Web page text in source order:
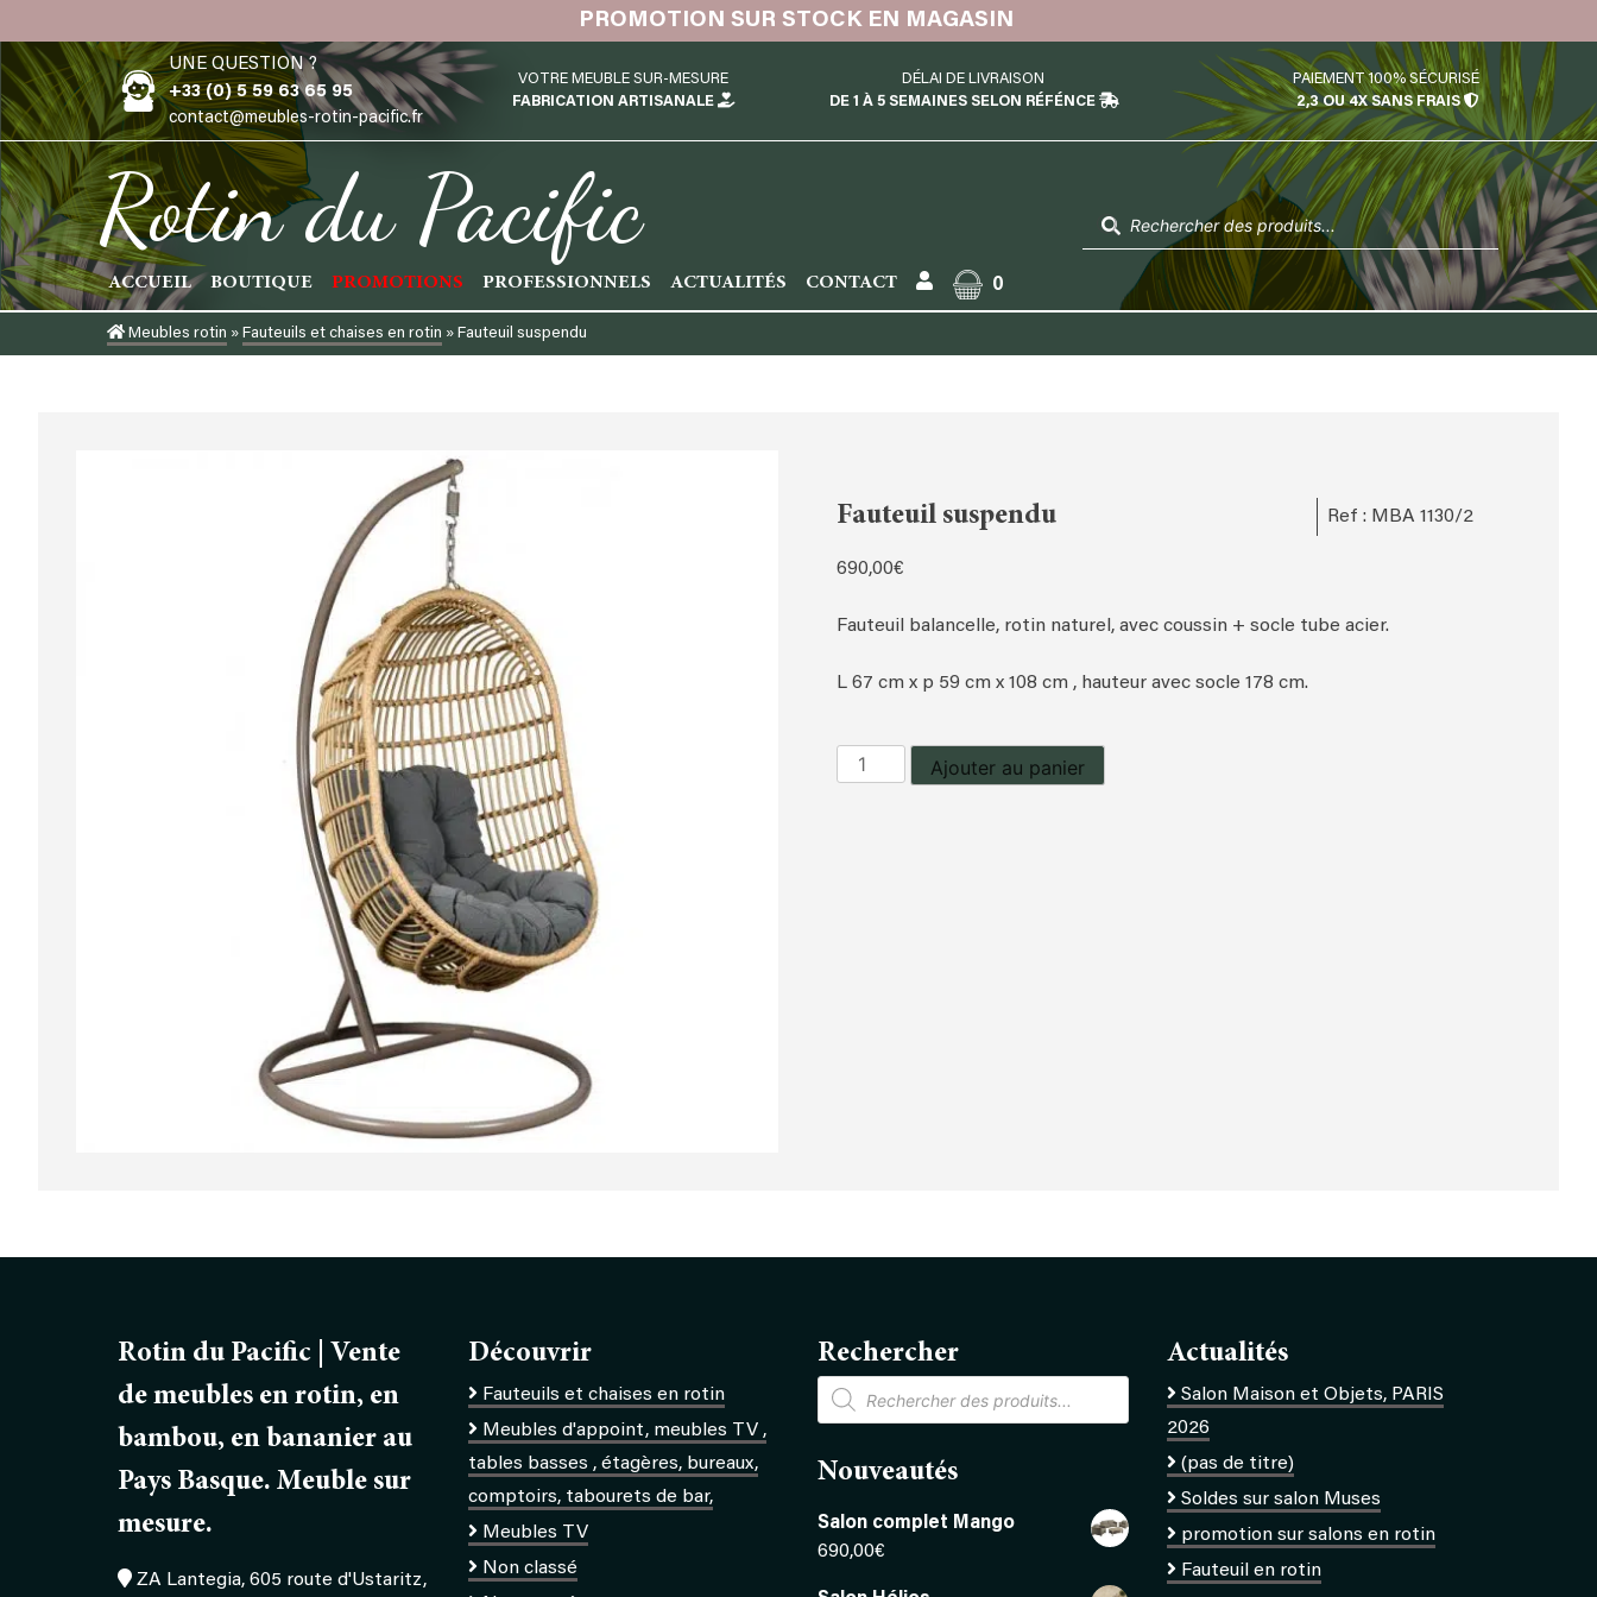
to
content
PROMOTION SUR STOCK EN MAGASIN
UNE QUESTION ?
+33 (0) 5 59 63 65 95
contact@meubles-rotin-pacific.fr
VOTRE MEUBLE SUR-MESURE
FABRICATION ARTISANALE
DÉLAI DE LIVRAISON
DE 1 À 5 SEMAINES SELON RÉFÉNCE
PAIEMENT 100% SÉCURISÉ
2,3 OU 4X SANS FRAIS
Rotin du Pacific
ACCUEIL BOUTIQUE PROMOTIONS PROFESSIONNELS ACTUALITÉS CONTACT 0
de
produits
Meubles rotin »Fauteuils et chaises en rotin »Fauteuil suspendu
Fauteuil suspendu Ref : MBA 1130/2
690,00€
Fauteuil balancelle, rotin naturel, avec coussin + socle tube acier.
L 67 cm x p 59 cm x 108 cm , hauteur avec socle 178 cm.
quantité
de
Ajouter au panier
Rotin du Pacific | Vente
de meubles en rotin, en
bambou, en bananier au
Pays Basque. Meuble sur
mesure.
ZA Lantegia, 605 route d'Ustaritz,
Découvrir
Fauteuils et chaises en rotin
Meubles d'appoint, meubles TV ,
tables basses , étagères, bureaux,
comptoirs, tabourets de bar,
Meubles TV
Non classé
Rechercher
Recherche
de
produits
Nouveautés
Salon complet Mango
690,00€
Actualités
Salon Maison et Objets, PARIS
2026
(pas de titre)
Soldes sur salon Muses
promotion sur salons en rotin
Fauteuil en rotin